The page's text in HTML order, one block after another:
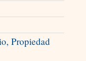
Propiedad